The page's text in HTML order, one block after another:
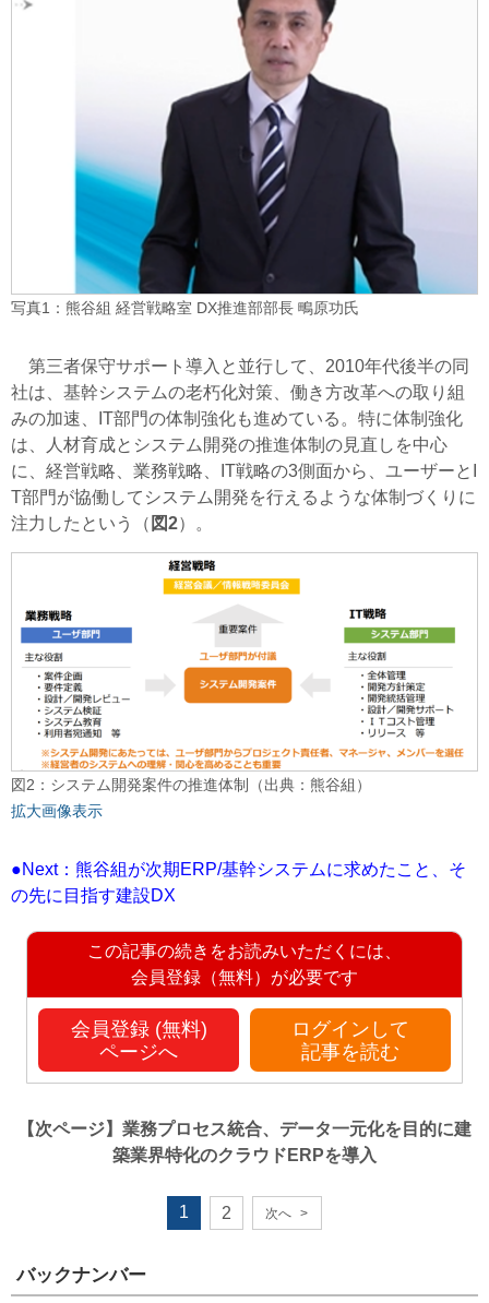
写真1：熊谷組 経営戦略室 DX推進部部長 鴫原功氏
第三者保守サポート導入と並行して、2010年代後半の同
社は、基幹システムの老朽化対策、働き方改革への取り組
みの加速、IT部門の体制強化も進めている。特に体制強化
は、人材育成とシステム開発の推進体制の見直しを中心
に、経営戦略、業務戦略、IT戦略の3側面から、ユーザーとI
T部門が協働してシステム開発を行えるような体制づくりに
注力したという（ 図2）。
図2：システム開発案件の推進体制（出典：熊谷組）
拡大画像表示
●Next：熊谷組が次期ERP/基幹システムに求めたこと、そ
の先に目指す建設DX
この記事の続きをお読みいただくには、
会員登録（無料）が必要です
会員登録 (無料)
ページへ
ログインして
記事を読む
【次ページ】 業務プロセス統合、データ一元化を目的に建
築業界特化のクラウドERPを導入
1 2 次へ >
バックナンバー